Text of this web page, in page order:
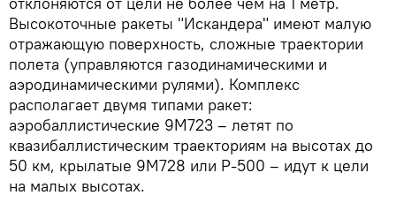
Высокоточные ракеты "Искандера" имеют малую
отражающую поверхность, сложные траектории
полета (управляются газодинамическими и
аэродинамическими рулями). Комплекс
располагает двумя типами ракет:
аэробаллистические 9М723 – летят по
квазибаллистическим траекториям на высотах до
50 км, крылатые 9М728 или Р-500 – идут к цели
на малых высотах.